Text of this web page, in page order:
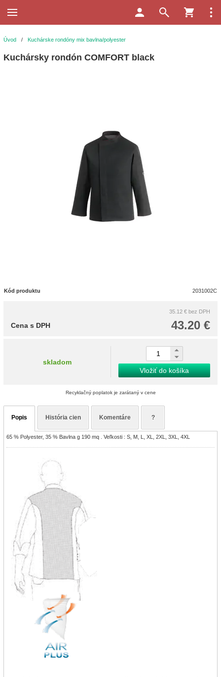
Úvod / Kuchárske rondóny mix bavlna/polyester
Kuchársky rondón COMFORT black
Kód produktu 2031002C
35.12 € bez DPH
43.20 €
Cena s DPH
skladom
Vložiť do košíka
Recyklačný poplatok je zarátaný v cene
Popis História cien Komentáre ?
65 % Polyester, 35 % Bavlna g 190 mq . Veľkosti : S, M, L, XL, 2XL, 3XL, 4XL